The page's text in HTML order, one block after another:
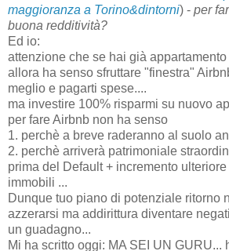
maggioranza a Torino&dintorni) - per
buona redditività?
Ed io:
attenzione che se hai già
allora ha senso sfruttare "finestra"
meglio e pagarti spese....
ma investire 100% risparmi su nuovo
per fare Airbnb non ha senso
1. perchè a breve raderanno al suolo
2. perchè arriverà patrimoniale
prima del Default + incremento
immobili ...
Dunque tuo piano di potenziale ritorno
azzerarsi ma addirittura diventare
un guadagno...
Mi ha scritto oggi: MA SEI UN GURU...